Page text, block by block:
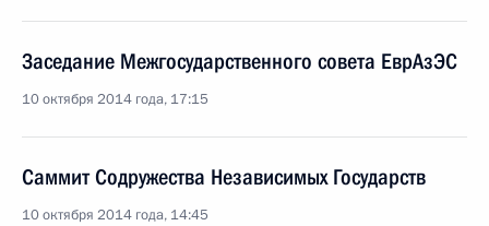
Заседание Межгосударственного совета ЕврАзЭС
10 октября 2014 года, 17:15
Саммит Содружества Независимых Государств
10 октября 2014 года, 14:45